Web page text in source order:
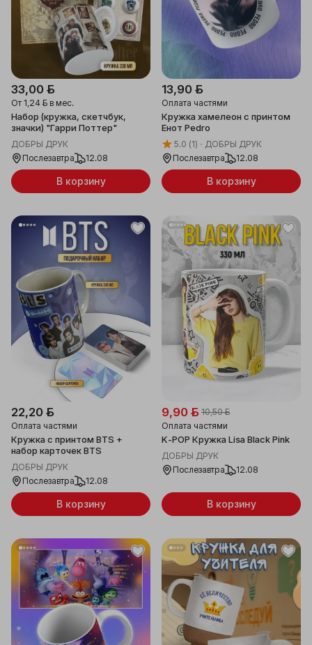
33,00 ƃ
От 1,24 ƃ в мес.
Набор (кружка, скетчбук,
значки) "Гарри Поттер"
ДОБРЫ ДРУК
Послезавтра
12.08
В корзину
13,90 ƃ
Оплата частями
Кружка хамелеон с принтом
Енот Pedro
5.0 (1)
ДОБРЫ ДРУК
Послезавтра
12.08
В корзину
22,20 ƃ
Оплата частями
Кружка с принтом BTS +
набор карточек BTS
ДОБРЫ ДРУК
Послезавтра
12.08
В корзину
9,90 ƃ 10,50 ƃ
Оплата частями
K-POP Кружка Lisa Black Pink
ДОБРЫ ДРУК
Послезавтра
12.08
В корзину